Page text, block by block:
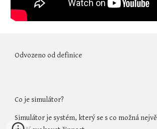
Odvozeno od definice
Co je simulátor?
Simulátor je systém, který se s co možná